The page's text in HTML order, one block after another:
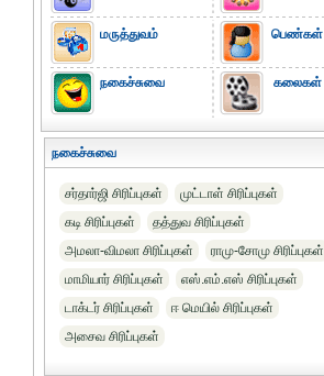
மருத்துவம்
நகைச்சுவை
பெண்கள்
கலைகள்
நகைச்சுவை
சர்தார்ஜி சிரிப்புகள்
முட்டாள் சிரிப்புகள்
கடி சிரிப்புகள்
தத்துவ சிரிப்புகள்
அமலா-விமலா சிரிப்புகள்
ராமு-சோமு சிரிப்புகள்
மாமியார் சிரிப்புகள்
எஸ்.எம்.எஸ் சிரிப்புகள்
டாக்டர் சிரிப்புகள்
ஈ மெயில் சிரிப்புகள்
அசைவ சிரிப்புகள்